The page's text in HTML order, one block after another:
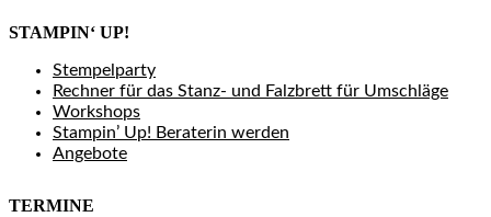
STAMPIN‘ UP!
Stempelparty
Rechner für das Stanz- und Falzbrett für Umschläge
Workshops
Stampin’ Up! Beraterin werden
Angebote
TERMINE